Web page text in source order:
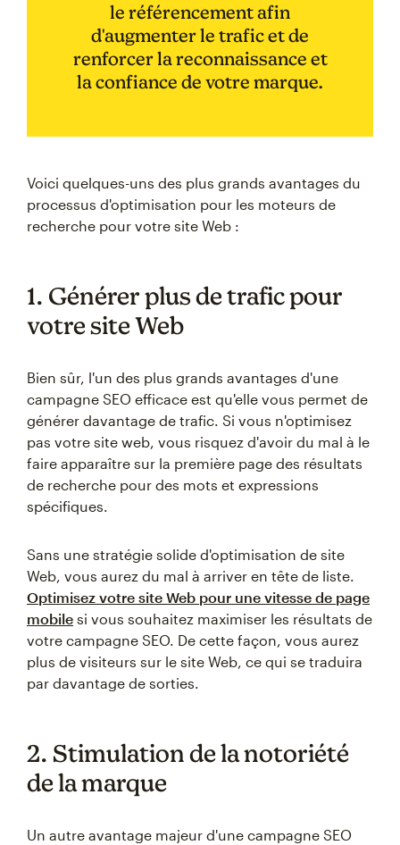
le référencement afin
d'augmenter le trafic et de
renforcer la reconnaissance et
la confiance de votre marque.
Voici quelques-uns des plus grands avantages du
processus d'optimisation pour les moteurs de
recherche pour votre site Web :
1. Générer plus de trafic pour
votre site Web
Bien sûr, l'un des plus grands avantages d'une
campagne SEO efficace est qu'elle vous permet de
générer davantage de trafic. Si vous n'optimisez
pas votre site web, vous risquez d'avoir du mal à le
faire apparaître sur la première page des résultats
de recherche pour des mots et expressions
spécifiques.
Sans une stratégie solide d'optimisation de site
Web, vous aurez du mal à arriver en tête de liste.
Optimisez votre site Web pour une vitesse de page
mobile si vous souhaitez maximiser les résultats de
votre campagne SEO. De cette façon, vous aurez
plus de visiteurs sur le site Web, ce qui se traduira
par davantage de sorties.
2. Stimulation de la notoriété
de la marque
Un autre avantage majeur d'une campagne SEO